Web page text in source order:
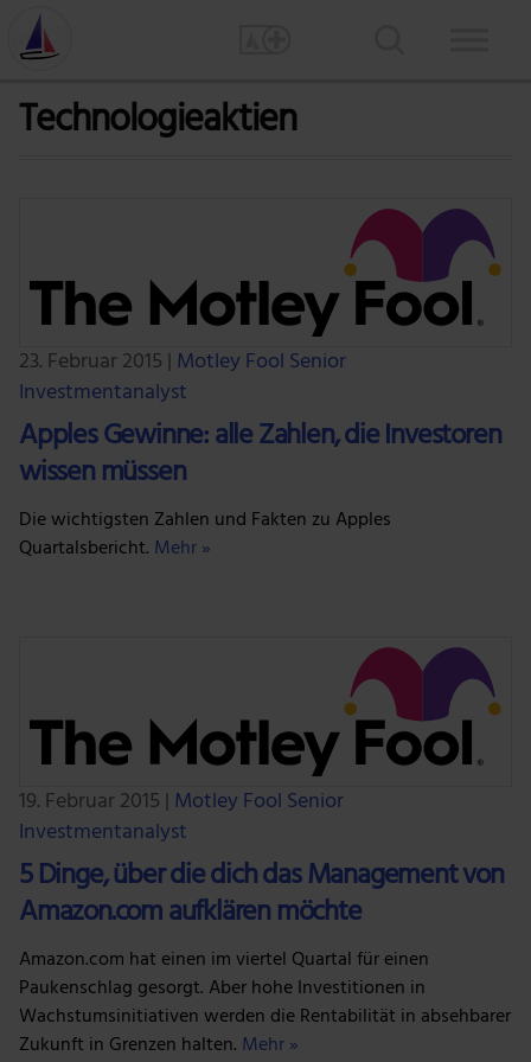
Technologieaktien
23. Februar 2015 | Motley Fool Senior
Investmentanalyst
Apples Gewinne: alle Zahlen, die Investoren
wissen müssen
Die wichtigsten Zahlen und Fakten zu Apples
Quartalsbericht. Mehr »
19. Februar 2015 | Motley Fool Senior
Investmentanalyst
5 Dinge, über die dich das Management von
Amazon.com aufklären möchte
Amazon.com hat einen im viertel Quartal für einen
Paukenschlag gesorgt. Aber hohe Investitionen in
Wachstumsinitiativen werden die Rentabilität in absehbarer
Zukunft in Grenzen halten. Mehr »